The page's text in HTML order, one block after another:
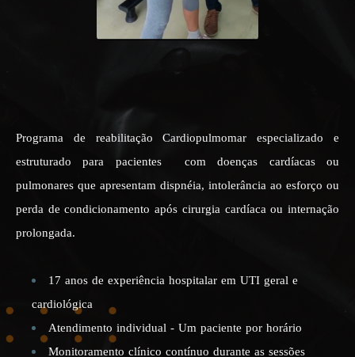
Programa de reabilitação Cardiopulmomar especializado e
estruturado para pacientes com doenças cardíacas ou
pulmonares que apresentam dispnéia, intolerância ao esforço ou
perda de condicionamento após cirurgia cardíaca ou internação
prolongada.
17 anos de experiência hospitalar em UTI geral e
cardiológica
Atendimento individual - Um paciente por horário
Monitoramento clínico contínuo durante as sessões